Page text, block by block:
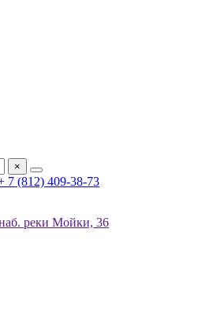
×
7 (812) 409-38-73
реки Мойки, 36